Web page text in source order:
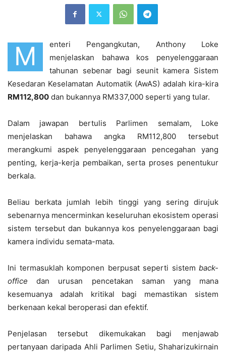
M
enteri Pengangkutan, Anthony Loke
menjelaskan bahawa kos penyelenggaraan
tahunan sebenar bagi seunit kamera Sistem
Kesedaran Keselamatan Automatik (AwAS) adalah kira-kira
RM112,800 dan bukannya RM337,000 seperti yang tular.
Dalam jawapan bertulis Parlimen semalam, Loke
menjelaskan bahawa angka RM112,800 tersebut
merangkumi aspek penyelenggaraan pencegahan yang
penting, kerja-kerja pembaikan, serta proses penentukur
berkala.
Beliau berkata jumlah lebih tinggi yang sering dirujuk
sebenarnya mencerminkan keseluruhan ekosistem operasi
sistem tersebut dan bukannya kos penyelenggaraan bagi
kamera individu semata-mata.
Ini termasuklah komponen berpusat seperti sistem back-
officedan urusan pencetakan saman yang mana
kesemuanya adalah kritikal bagi memastikan sistem
berkenaan kekal beroperasi dan efektif.
Penjelasan tersebut dikemukakan bagi menjawab
pertanyaan daripada Ahli Parlimen Setiu, Shaharizukirnain